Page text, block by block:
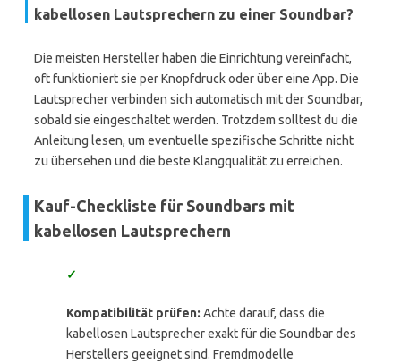
kabellosen Lautsprechern zu einer Soundbar?
Die meisten Hersteller haben die Einrichtung vereinfacht,
oft funktioniert sie per Knopfdruck oder über eine App. Die
Lautsprecher verbinden sich automatisch mit der Soundbar,
sobald sie eingeschaltet werden. Trotzdem solltest du die
Anleitung lesen, um eventuelle spezifische Schritte nicht
zu übersehen und die beste Klangqualität zu erreichen.
Kauf-Checkliste für Soundbars mit
kabellosen Lautsprechern
✓
Kompatibilität prüfen: Achte darauf, dass die
kabellosen Lautsprecher exakt für die Soundbar des
Herstellers geeignet sind. Fremdmodelle